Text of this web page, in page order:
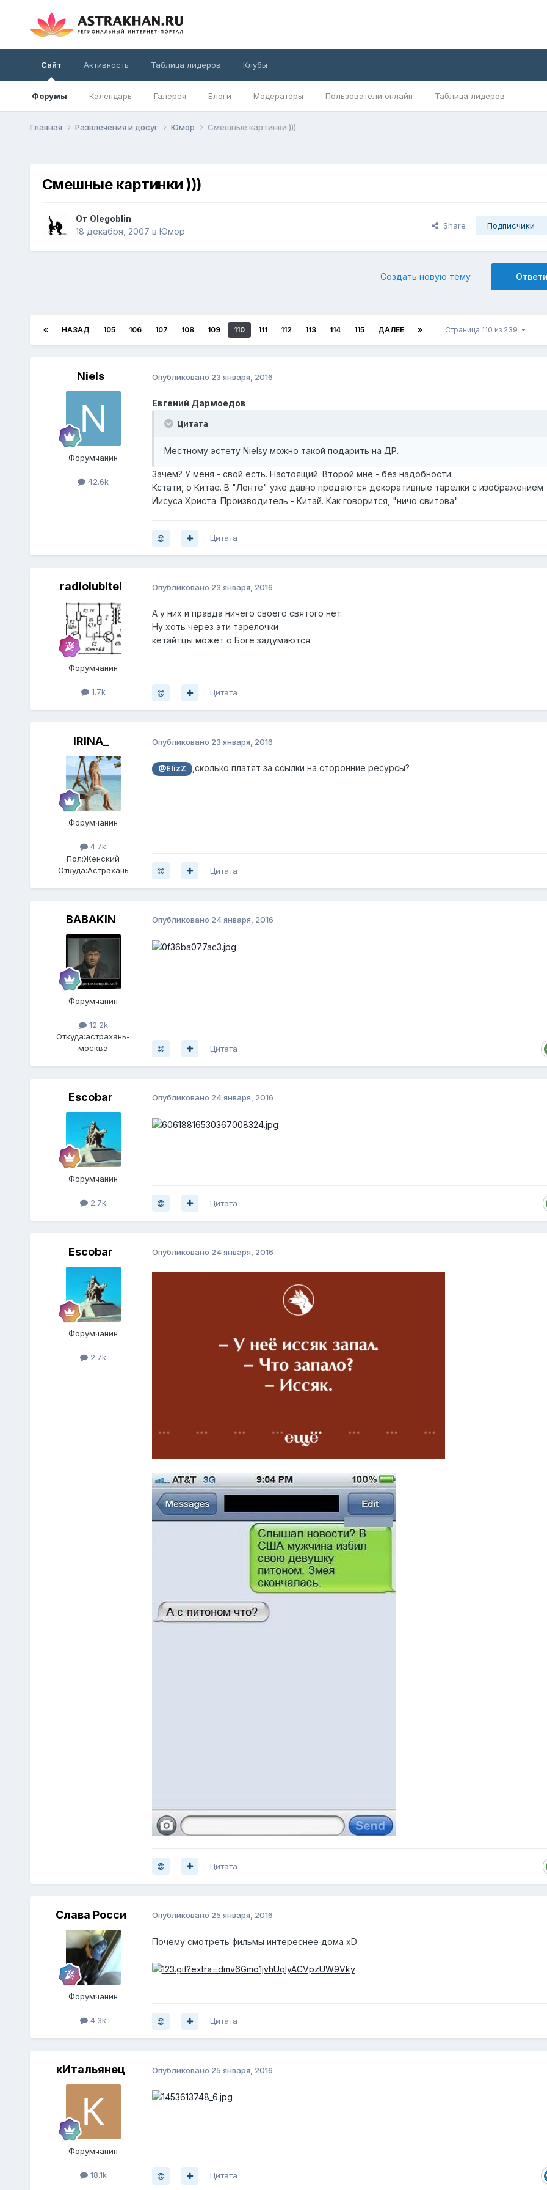
Сайт
Форумы Календарь Галерея Блоги Модераторы Пользователи онлайн Таблица лидеров
Активность Таблица лидеров Клубы
Главная Развлечения и досуг Юмор Смешные картинки )))
Смешные картинки )))
От Olegoblin
18 декабря, 2007 в Юмор
Share Подписчики
Создать новую тему
НАЗАД 105 106 107 108 109 110 111 112 113 114 115 ДАЛЕЕ Страница 110 из 239
Niels
Форумчанин
42.6k
Опубликовано 23 января, 2016
Евгений Дармоедов
Цитата
Местному эстету Nielsу можно такой подарить на ДР.
Зачем? У меня - свой есть. Настоящий. Второй мне - без надобности.
Кстати, о Китае. В "Ленте" уже давно продаются декоративные тарелки с изображением
Иисуса Христа. Производитель - Китай. Как говорится, "ничо свитова" .
Цитата
radiolubitel
Форумчанин
1.7k
Опубликовано 23 января, 2016
А у них и правда ничего своего святого нет.
Ну хоть через эти тарелочки
кетайтцы может о Боге задумаются.
Цитата
IRINA_
Форумчанин
4.7k
Пол:Женский
Откуда:Астрахань
Опубликовано 23 января, 2016
@ElizZ ,сколько платят за ссылки на сторонние ресурсы?
Цитата
BABAKIN
Форумчанин
12.2k
Откуда:астрахань-
москва
Опубликовано 24 января, 2016
Цитата
Escobar
Форумчанин
2.7k
Опубликовано 24 января, 2016
Цитата
Escobar
Форумчанин
2.7k
Опубликовано 24 января, 2016
Цитата
Слава Росси
Форумчанин
4.3k
Опубликовано 25 января, 2016
Почему смотреть фильмы интереснее дома xD
Цитата
кИтальянец
Форумчанин
18.1k
Опубликовано 25 января, 2016
Цитата